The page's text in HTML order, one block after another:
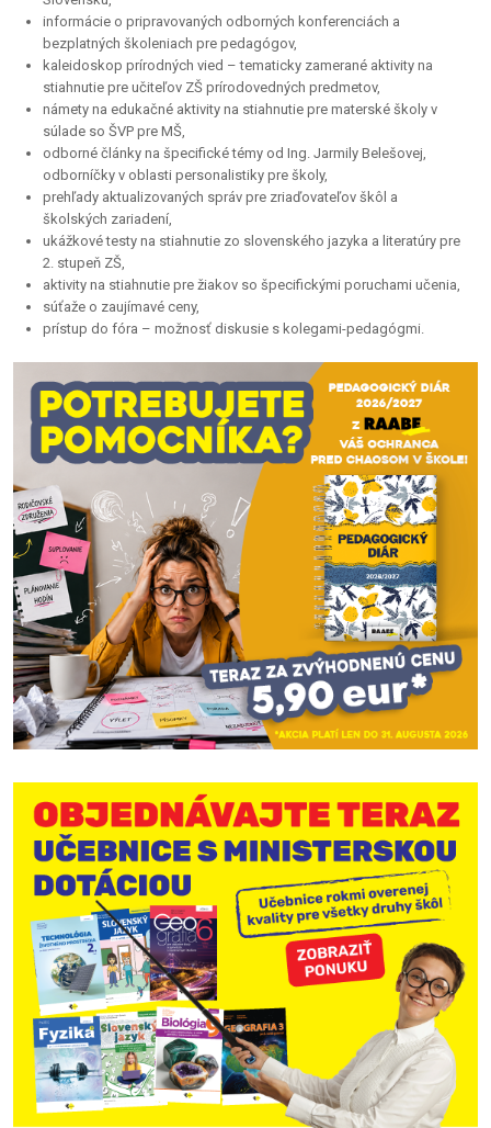
informácie o pripravovaných odborných konferenciách a
bezplatných školeniach pre pedagógov,
kaleidoskop prírodných vied – tematicky zamerané aktivity na
stiahnutie pre učiteľov ZŠ prírodovedných predmetov,
námety na edukačné aktivity na stiahnutie pre materské školy v
súlade so ŠVP pre MŠ,
odborné články na špecifické témy od Ing. Jarmily Belešovej,
odborníčky v oblasti personalistiky pre školy,
prehľady aktualizovaných správ pre zriaďovateľov škôl a
školských zariadení,
ukážkové testy na stiahnutie zo slovenského jazyka a literatúry pre
2. stupeň ZŠ,
aktivity na stiahnutie pre žiakov so špecifickými poruchami učenia,
súťaže o zaujímavé ceny,
prístup do fóra – možnosť diskusie s kolegami-pedagógmi.